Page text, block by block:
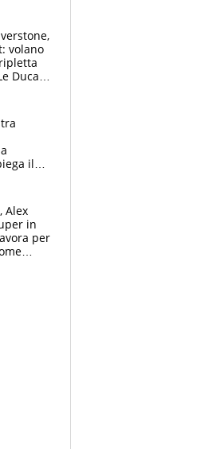
volano
Ducati
il
Alex
in
per